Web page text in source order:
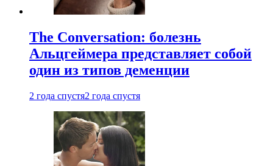
The Conversation: болезнь
Альцгеймера представляет собой
один из типов деменции
2 года спустя2 года спустя